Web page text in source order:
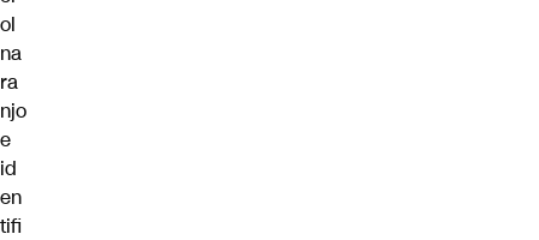
ol
na
ra
njo
e
id
en
tifi